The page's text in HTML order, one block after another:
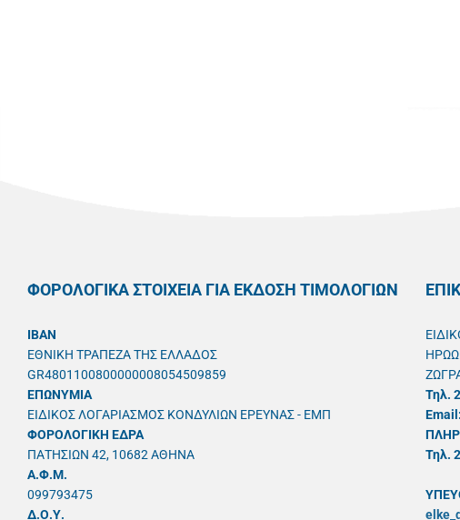
ΦΟΡΟΛΟΓΙΚΑ ΣΤΟΙΧΕΙΑ ΓΙΑ ΕΚΔΟΣΗ ΤΙΜΟΛΟΓΙΩΝ
IBAN
ΕΘΝΙΚΗ ΤΡΑΠΕΖΑ ΤΗΣ ΕΛΛΑΔΟΣ
GR4801100800000008054509859
ΕΠΩΝΥΜΙΑ
ΕΙΔΙΚΟΣ ΛΟΓΑΡΙΑΣΜΟΣ ΚΟΝΔΥΛΙΩΝ ΕΡΕΥΝΑΣ - ΕΜΠ
ΦΟΡΟΛΟΓΙΚΗ ΕΔΡΑ
ΠΑΤΗΣΙΩΝ 42, 10682 ΑΘΗΝΑ
A.Φ.Μ.
099793475
Δ.Ο.Υ.
Τηλ.
Email:
Τηλ.